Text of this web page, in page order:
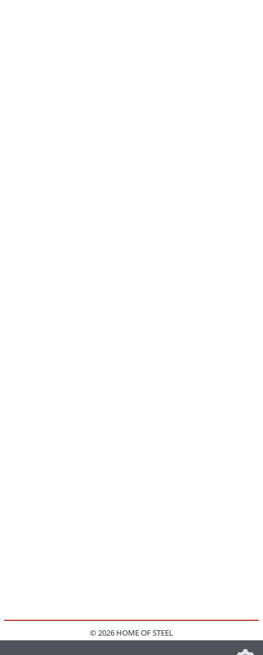
© 2026 HOME OF STEEL